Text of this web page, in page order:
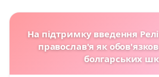
На підтримку введення
православ'я як
болгарських